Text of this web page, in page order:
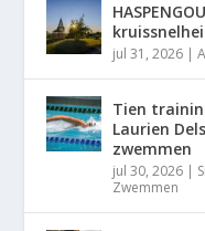
jul 31, 2026 |
Tien
Laurien
zwemmen
jul 30, 2026 |
Zwemmen